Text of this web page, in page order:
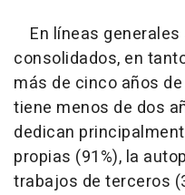
En líneas
consolidados, en
más de cinco años
tiene menos de dos
dedican
propias (91%), la
trabajos de terceros